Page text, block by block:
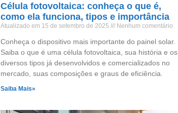
Célula fotovoltaica: conheça o que é,
como ela funciona, tipos e importância
Atualizado em 15 de setembro de 2025 Nenhum comentário
Conheça o dispositivo mais importante do painel solar.
Saiba o que é uma célula fotovoltaica, sua história e os
diversos tipos já desenvolvidos e comercializados no
mercado, suas composições e graus de eficiência.
Saiba Mais»